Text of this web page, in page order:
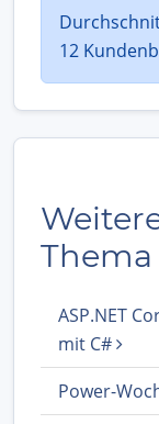
12
Thema
ASP.NET
mit C#
Power-